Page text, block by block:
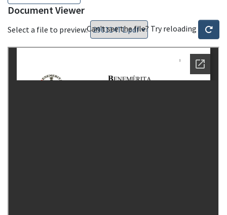
Document Viewer
Select a file to preview:Can't see the file? Try reloading